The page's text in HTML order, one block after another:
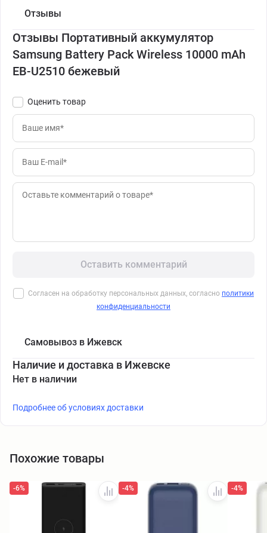
Отзывы
Отзывы Портативный аккумулятор
Samsung Battery Pack Wireless 10000 mAh
EB-U2510 бежевый
Оценить товар
Оставить комментарий
Согласен на обработку персональных данных, согласно политики
конфиденциальности
Самовывоз в Ижевск
Наличие и доставка в Ижевске
Нет в наличии
Подробнее об условиях доставки
Похожие товары
-6% -4% -4%